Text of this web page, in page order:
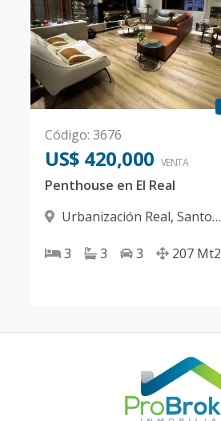
Código: 3676
US$ 420,000 VENTA
Penthouse en El Real
Urbanización Real, Santo
3
3 3 207 Mt2